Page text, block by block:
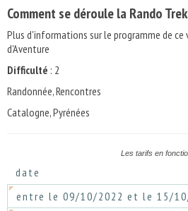
Comment se déroule la Rando
Plus d'informations sur le programme de ce
d'Aventure
Difficulté : 2
Randonnée, Rencontres
Catalogne, Pyrénées
Les tarifs en
date
entre le 09/10/2022 et le 15/